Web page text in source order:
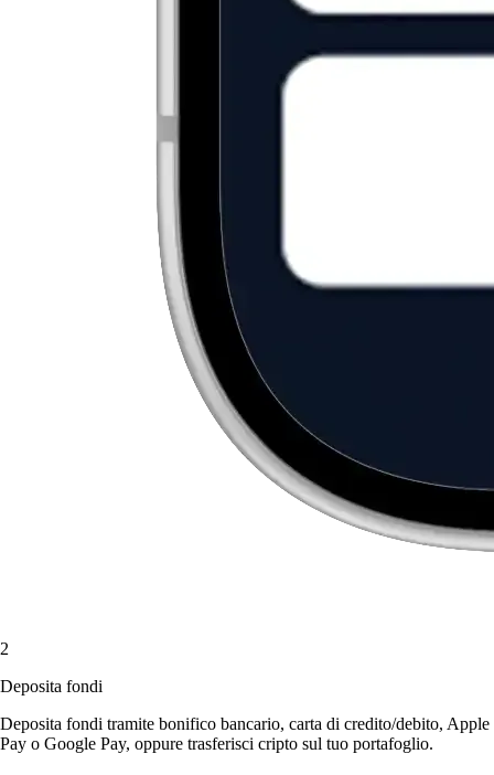
2
Deposita fondi
Deposita fondi tramite bonifico bancario, carta di credito/debito, Apple
Pay o Google Pay, oppure trasferisci cripto sul tuo portafoglio.